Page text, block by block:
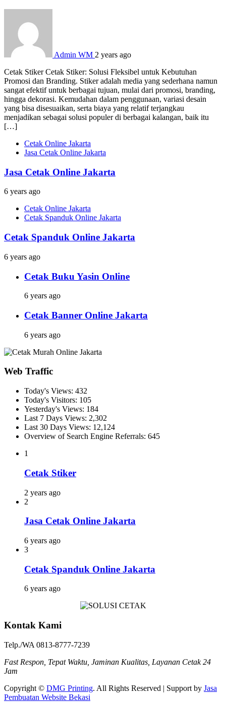
Admin WM 2 years ago
Cetak Stiker Cetak Stiker: Solusi Fleksibel untuk Kebutuhan
Promosi dan Branding. Stiker adalah media yang sederhana namun
sangat efektif untuk berbagai tujuan, mulai dari promosi, branding,
hingga dekorasi. Kemudahan dalam penggunaan, variasi desain
yang bisa disesuaikan, serta biaya yang relatif terjangkau
menjadikan sebagai solusi populer di berbagai kalangan, baik itu
[…]
Cetak Online Jakarta
Jasa Cetak Online Jakarta
Jasa Cetak Online Jakarta
6 years ago
Cetak Online Jakarta
Cetak Spanduk Online Jakarta
Cetak Spanduk Online Jakarta
6 years ago
Cetak Buku Yasin Online
6 years ago
Cetak Banner Online Jakarta
6 years ago
Web Traffic
Today's Views: 432
Today's Visitors: 105
Yesterday's Views: 184
Last 7 Days Views: 2,302
Last 30 Days Views: 12,124
Overview of Search Engine Referrals: 645
1
Cetak Stiker
2 years ago
2
Jasa Cetak Online Jakarta
6 years ago
3
Cetak Spanduk Online Jakarta
6 years ago
Kontak Kami
Telp./WA 0813-8777-7239
Fast Respon, Tepat Waktu, Jaminan Kualitas, Layanan Cetak 24
Jam
Copyright © DMG Printing. All Rights Reserved | Support by Jasa
Pembuatan Website Bekasi